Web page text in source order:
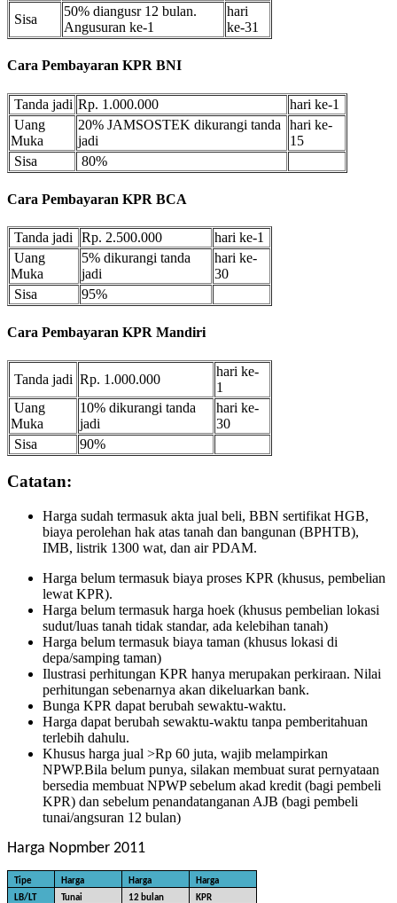
Sisa
50% diangusr 12 bulan.
Angusuran ke-1
hari
ke-31
Cara Pembayaran KPR BNI
Tanda jadi Rp. 1.000.000
hari ke-1
Uang
Muka
20% JAMSOSTEK dikurangi tanda
jadi
hari ke-
15
Sisa
80%
Cara Pembayaran KPR BCA
Tanda jadi Rp. 2.500.000
hari ke-1
Uang
Muka
5% dikurangi tanda
jadi
hari ke-
30
Sisa
95%
Cara Pembayaran KPR Mandiri
Tanda jadi Rp. 1.000.000
hari ke-
1
Uang
Muka
10% dikurangi tanda
jadi
hari ke-
30
Sisa
90%
Catatan:
Harga sudah termasuk akta jual beli, BBN sertifikat HGB,
biaya perolehan hak atas tanah dan bangunan (BPHTB),
IMB, listrik 1300 wat, dan air PDAM.
Harga belum termasuk biaya proses KPR (khusus, pembelian
lewat KPR).
Harga belum termasuk harga hoek (khusus pembelian lokasi
sudut/luas tanah tidak standar, ada kelebihan tanah)
Harga belum termasuk biaya taman (khusus lokasi di
depa/samping taman)
Ilustrasi perhitungan KPR hanya merupakan perkiraan. Nilai
perhitungan sebenarnya akan dikeluarkan bank.
Bunga KPR dapat berubah sewaktu-waktu.
Harga dapat berubah sewaktu-waktu tanpa pemberitahuan
terlebih dahulu.
Khusus harga jual >Rp 60 juta, wajib melampirkan
NPWP.Bila belum punya, silakan membuat surat pernyataan
bersedia membuat NPWP sebelum akad kredit (bagi pembeli
KPR) dan sebelum penandatanganan AJB (bagi pembeli
tunai/angsuran 12 bulan)
Harga Nopmber 2011
Tipe Harga Harga
Harga
LB/LT
Tunai 12 bulan
KPR